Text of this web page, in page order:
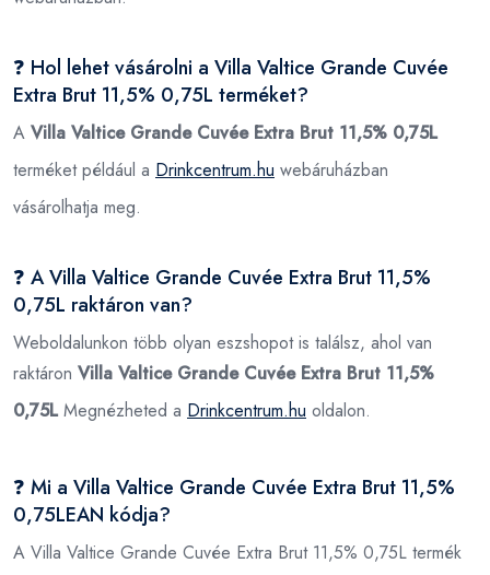
❓ Hol lehet vásárolni a Villa Valtice Grande Cuvée
Extra Brut 11,5% 0,75L terméket?
A Villa Valtice Grande Cuvée Extra Brut 11,5% 0,75L
terméket például a Drinkcentrum.hu webáruházban
vásárolhatja meg.
❓ A Villa Valtice Grande Cuvée Extra Brut 11,5%
0,75L raktáron van?
Weboldalunkon több olyan eszshopot is találsz, ahol van
raktáron Villa Valtice Grande Cuvée Extra Brut 11,5%
0,75LMegnézheted a Drinkcentrum.hu oldalon.
❓ Mi a Villa Valtice Grande Cuvée Extra Brut 11,5%
0,75LEAN kódja?
A Villa Valtice Grande Cuvée Extra Brut 11,5% 0,75L termék